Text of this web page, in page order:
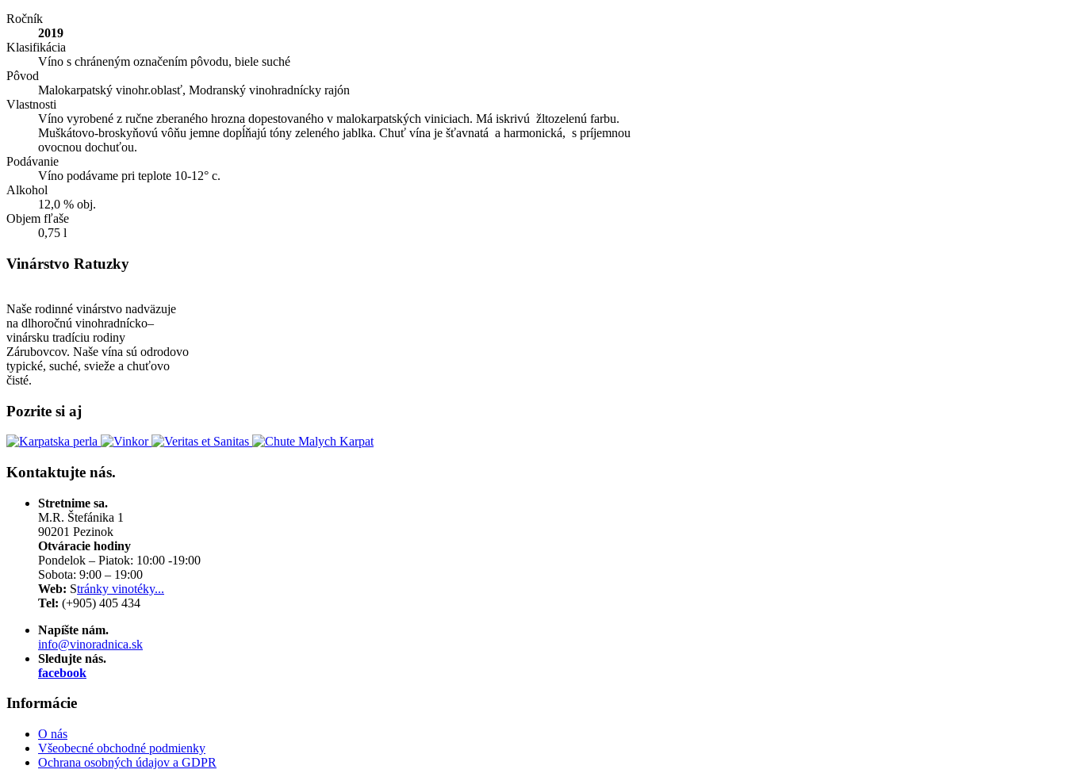
Ročník
2019
Klasifikácia
Víno s chráneným označením pôvodu, biele suché
Pôvod
Malokarpatský vinohr.oblasť, Modranský vinohradnícky rajón
Vlastnosti
Víno vyrobené z ručne zberaného hrozna dopestovaného v malokarpatských viniciach. Má iskrivú žltozelenú farbu.
Muškátovo-broskyňovú vôňu jemne dopĺňajú tóny zeleného jablka. Chuť vína je šťavnatá a harmonická, s príjemnou
ovocnou dochuťou.
Podávanie
Víno podávame pri teplote 10-12° c.
Alkohol
12,0 % obj.
Objem fľaše
0,75 l
Vinárstvo Ratuzky
Naše rodinné vinárstvo nadväzuje
na dlhoročnú vinohradnícko–
vinársku tradíciu rodiny
Zárubovcov. Naše vína sú odrodovo
typické, suché, svieže a chuťovo
čisté.
Pozrite si aj
Kontaktujte nás.
Stretnime sa.
M.R. Štefánika 1
90201 Pezinok
Otváracie hodiny
Pondelok – Piatok: 10:00 -19:00
Sobota: 9:00 – 19:00
Web: Stránky vinotéky...
Tel: (+905) 405 434
Napíšte nám.
info@vinoradnica.sk
Sledujte nás.
facebook
Informácie
O nás
Všeobecné obchodné podmienky
Ochrana osobných údajov a GDPR